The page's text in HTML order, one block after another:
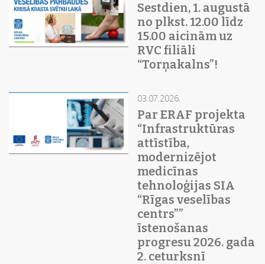
Sestdien, 1. augustā
no plkst. 12.00 līdz
15.00 aicinām uz
RVC filiāli
“Torņakalns”!
03.07.2026.
Par ERAF projekta
“Infrastruktūras
attīstība,
modernizējot
medicīnas
tehnoloģijas SIA
“Rīgas veselības
centrs””
īstenošanas
progresu 2026. gada
2. ceturksnī